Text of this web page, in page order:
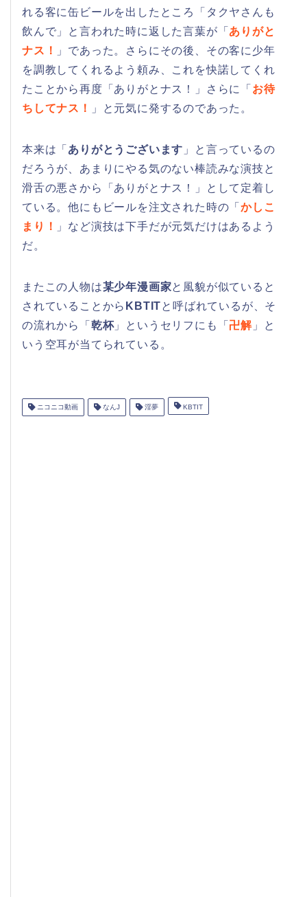
れる客に缶ビールを出したところ「タクヤさんも
飲んで」と言われた時に返した言葉が「 ありがと
ナス！
」であった。さらにその後、その客に少年
を調教してくれるよう頼み、これを快諾してくれ
たことから再度「ありがとナス！」さらに「 お待
ちしてナス！
」と元気に発するのであった。
本来は「 ありがとうございます 」と言っているの
だろうが、あまりにやる気のない棒読みな演技と
滑舌の悪さから「ありがとナス！」として定着し
ている。他にもビールを注文された時の「かしこ
まり！
」など演技は下手だが元気だけはあるよう
だ。
またこの人物は某少年漫画家と風貌が似ていると
されていることから KBTITと呼ばれているが、そ
の流れから「 乾杯」というセリフにも「 卍解 」と
いう空耳が当てられている。
ニコニコ動画 なんJ 淫夢 KBTIT